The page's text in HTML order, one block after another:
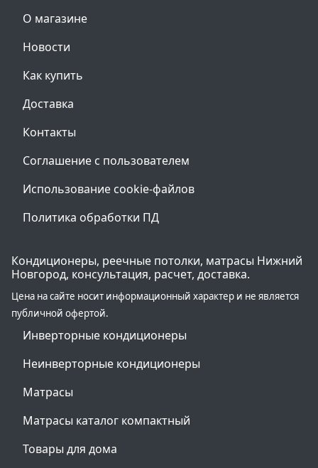
О магазине
Новости
Как купить
Доставка
Контакты
Соглашение с пользователем
Использование cookie-файлов
Политика обработки ПД
Кондиционеры, реечные потолки, матрасы Нижний
Новгород, консультация, расчет, доставка.
Цена на сайте носит информационный характер и не является
публичной офертой.
Инверторные кондиционеры
Неинверторные кондиционеры
Матрасы
Матрасы каталог компактный
Товары для дома